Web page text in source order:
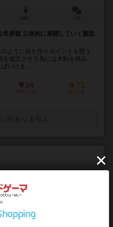
界観 立体的に展開していく盤面
ように役を作りポイントを競う
成立させる為には木駒を積み、
いけま...
24
お気に入り
73
持ってる
カードゲーム
Card Game